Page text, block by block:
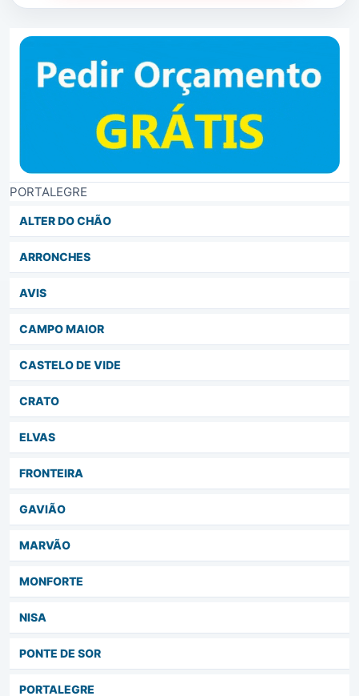
PORTALEGRE
ALTER DO CHÃO
ARRONCHES
AVIS
CAMPO MAIOR
CASTELO DE VIDE
CRATO
ELVAS
FRONTEIRA
GAVIÃO
MARVÃO
MONFORTE
NISA
PONTE DE SOR
PORTALEGRE